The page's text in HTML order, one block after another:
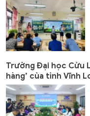
Trường Đại học Cửu
hàng’ của tỉnh Vĩnh